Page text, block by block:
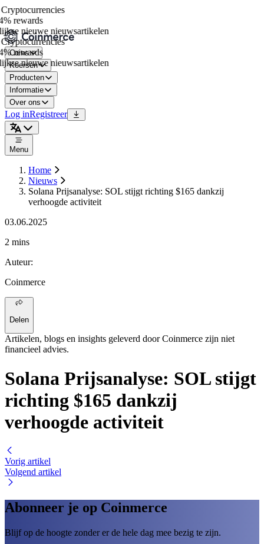
rewards
nieuwe nieuwsartikelen
rewards
nieuwe nieuwsartikelen
Coins
Koersen
Producten
Informatie
Over ons
Log inRegistreer
Menu
Home
Nieuws
Solana Prijsanalyse: SOL stijgt richting $165 dankzij
verhoogde activiteit
03.06.2025
2 mins
Auteur:
Coinmerce
Delen
Artikelen, blogs en insights geleverd door Coinmerce zijn niet
financieel advies.
Solana Prijsanalyse: SOL stijgt
richting $165 dankzij
verhoogde activiteit
Vorig artikel
Volgend artikel
Abonneer je op Coinmerce
Blijf op de hoogte zonder er de hele dag mee bezig te zijn.